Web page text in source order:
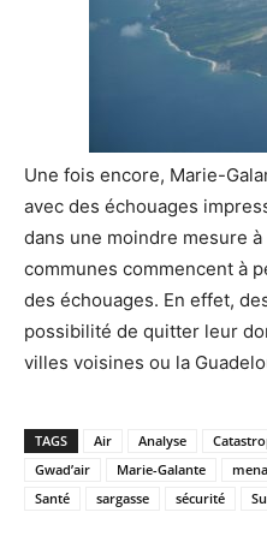
Une fois encore, Marie-
avec des échouages
dans une moindre mesure
communes commencent à
des échouages. En effet,
possibilité de quitter leur
villes voisines ou la
TAGS Air Analyse
Gwad’air
Marie-Galante
Santé
sargasse sécurité